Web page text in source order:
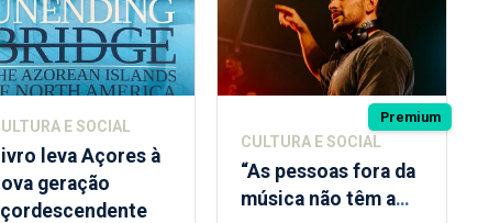
E SOCIAL
leva Açores à
geração
Premium
CULTURA E SOCIAL
“As pessoas fora da
música não têm a